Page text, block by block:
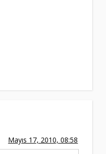
Mayıs 17, 2010, 08:58